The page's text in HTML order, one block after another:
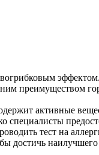
преимуществом
активные
тест на
достичь наилучшего